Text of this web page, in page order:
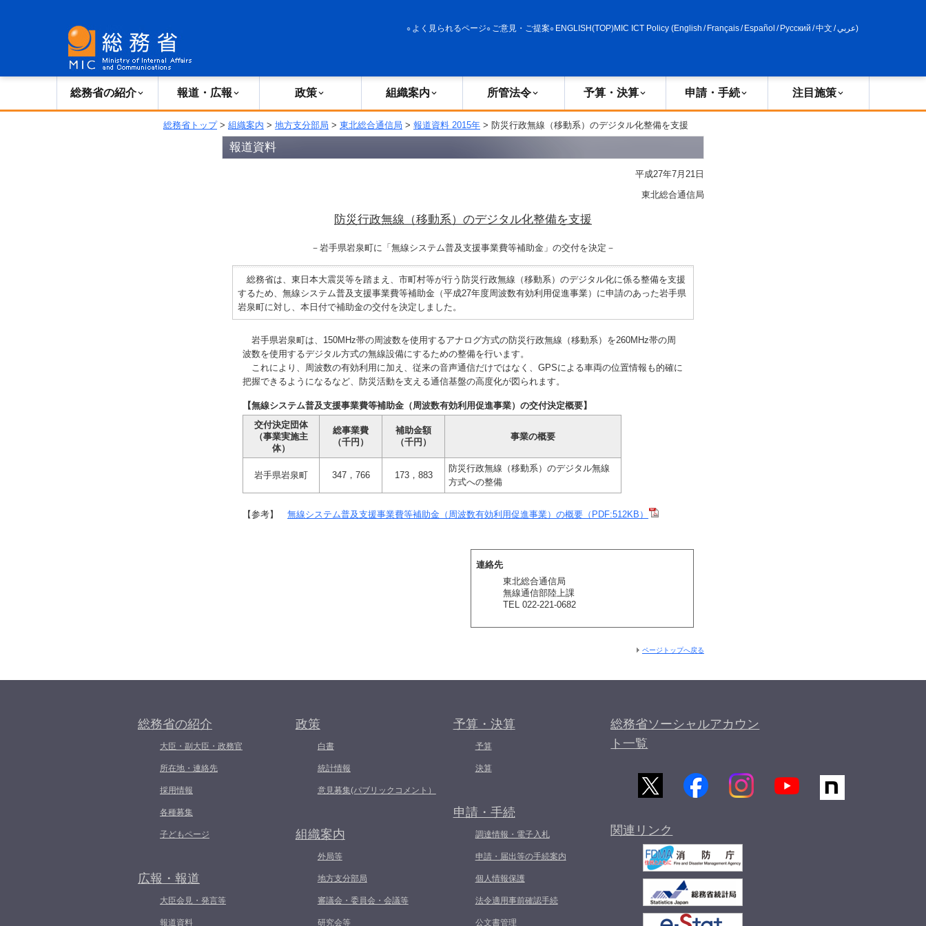
よく見られるページ ご意見・ご提案 ENGLISH(TOP)MIC ICT Policy (English / Français/ Español / Русский /中文 /عربي)
総務省の紹介 報道・広報 政策 組織案内 所管法令 予算・決算 申請・手続 注目施策
総務省トップ> 組織案内 > 地方支分部局 > 東北総合通信局 > 報道資料 2015年 > 防災行政無線（移動系）のデジタル化整備を支援
報道資料
平成27年7月21日
東北総合通信局
防災行政無線（移動系）のデジタル化整備を支援
－岩手県岩泉町に「無線システム普及支援事業費等補助金」の交付を決定－
総務省は、東日本大震災等を踏まえ、市町村等が行う防災行政無線（移動系）のデジタル化に係る整備を支援
するため、無線システム普及支援事業費等補助金（平成27年度周波数有効利用促進事業）に申請のあった岩手県
岩泉町に対し、本日付で補助金の交付を決定しました。
岩手県岩泉町は、150MHz帯の周波数を使用するアナログ方式の防災行政無線（移動系）を260MHz帯の周
波数を使用するデジタル方式の無線設備にするための整備を行います。
これにより、周波数の有効利用に加え、従来の音声通信だけではなく、GPSによる車両の位置情報も的確に
把握できるようになるなど、防災活動を支える通信基盤の高度化が図られます。
交付決定団体
（事業実施主
体）
総事業費
（千円）
補助金額
（千円）
事業の概要
【無線システム普及支援事業費等補助金（周波数有効利用促進事業）の交付決定概要】
岩手県岩泉町 347，766 173，883
防災行政無線（移動系）のデジタル無線
方式への整備
【参考】 無線システム普及支援事業費等補助金（周波数有効利用促進事業）の概要（PDF:512KB）
連絡先
東北総合通信局
無線通信部陸上課
TEL 022-221-0682
ページトップへ戻る
総務省の紹介
大臣・副大臣・政務官
所在地・連絡先
採用情報
各種募集
子どもページ
広報・報道
大臣会見・発言等
報道資料
政策
白書
統計情報
意見募集(パブリックコメント）
組織案内
外局等
地方支分部局
審議会・委員会・会議等
研究会等
予算・決算
予算
決算
申請・手続
調達情報・電子入札
申請・届出等の手続案内
個人情報保護
法令適用事前確認手続
公文書管理
総務省ソーシャルアカウン
ト一覧
関連リンク